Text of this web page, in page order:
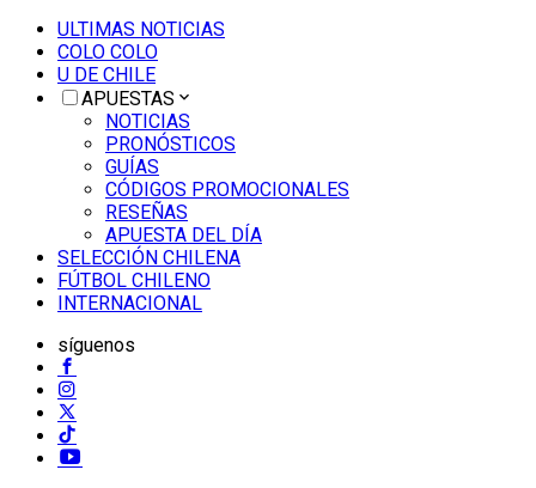
ULTIMAS NOTICIAS
COLO COLO
U DE CHILE
APUESTAS
NOTICIAS
PRONÓSTICOS
GUÍAS
CÓDIGOS PROMOCIONALES
RESEÑAS
APUESTA DEL DÍA
SELECCIÓN CHILENA
FÚTBOL CHILENO
INTERNACIONAL
síguenos